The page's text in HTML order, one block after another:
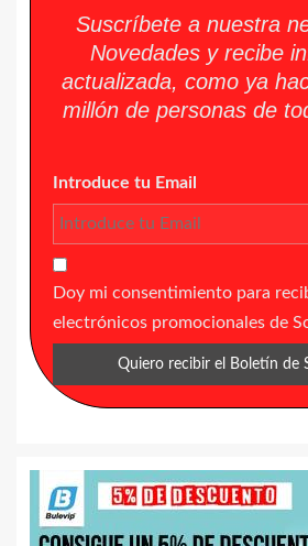
Suscríbete a nuestra
Novedades y recibe
actualizada, como ya
millón de personas de
Introduce tu Email
Doy mi consentimiento para
electrónicos promocionales de